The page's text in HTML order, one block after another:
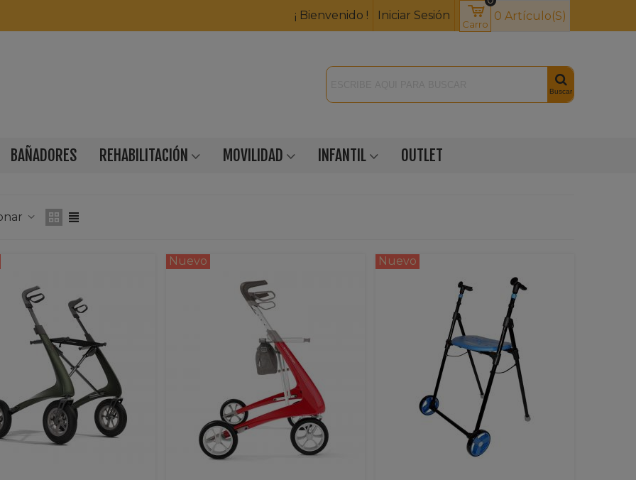
¡ Bienvenido ! Iniciar Sesión
Carro
0 Artículo(s)
Buscar
BAÑADORES REHABILITACIÓN MOVILIDAD INFANTIL OUTLET
Nuevo Nuevo